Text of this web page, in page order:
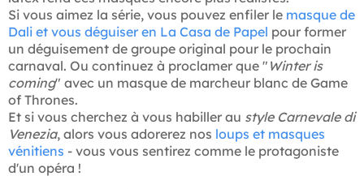
Si vous aimez la série, vous pouvez enfiler le masque de
Dali et vous déguiser en La Casa de Papel pour former
un déguisement de groupe original pour le prochain
carnaval. Ou continuez à proclamer que " Winter is
coming" avec un masque de marcheur blanc de Game
of Thrones.
Et si vous cherchez à vous habiller au style Carnevale di
Venezia, alors vous adorerez nos loups et masques
vénitiens - vous vous sentirez comme le protagoniste
d'un opéra !